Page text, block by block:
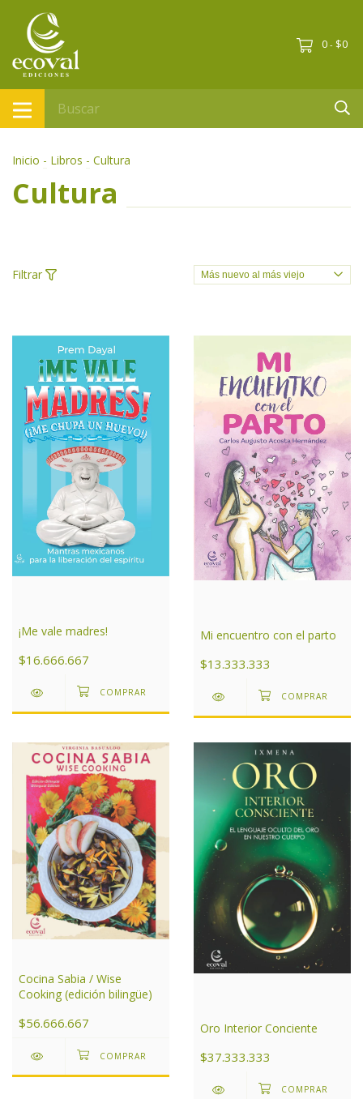
0 - $0
Inicio - Libros - Cultura
Cultura
Filtrar
¡Me vale madres!
$16.666.667
Mi encuentro con el parto
$13.333.333
Cocina Sabia / Wise
Cooking (edición bilingüe)
$56.666.667 Oro Interior Conciente
$37.333.333